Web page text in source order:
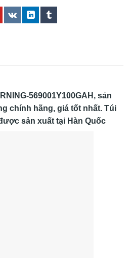
569001Y100GAH, sản
chính hãng, giá tốt nhất. Túi
sản xuất tại Hàn Quốc